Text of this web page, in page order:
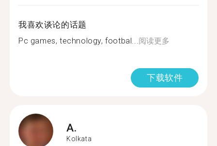
我喜欢谈论的话题
Pc games, technology, footbal...阅读更多
下载软件
A.
Kolkata